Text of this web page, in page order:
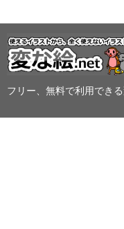
フリー、無料で利用でき